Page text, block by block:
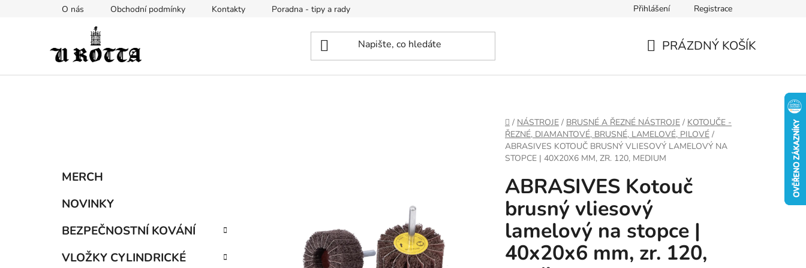
O nás Obchodní podmínky Kontakty Poradna - tipy a rady Přihlášení Registrace
PRÁZDNÝ KOŠÍK
DOMŮ
/ NÁSTROJE / BRUSNÉ A ŘEZNÉ NÁSTROJE / KOTOUČE -
ŘEZNÉ, DIAMANTOVÉ, BRUSNÉ, LAMELOVÉ, PILOVÉ /
ABRASIVES KOTOUČ BRUSNÝ VLIESOVÝ LAMELOVÝ NA
STOPCE | 40X20X6 MM, ZR. 120, MEDIUM
Přeskočit
kategorie
MERCH
NOVINKY
BEZPEČNOSTNÍ KOVÁNÍ
VLOŽKY CYLINDRICKÉ
ABRASIVES Kotouč
brusný vliesový
lamelový na stopce |
40x20x6 mm, zr. 120,